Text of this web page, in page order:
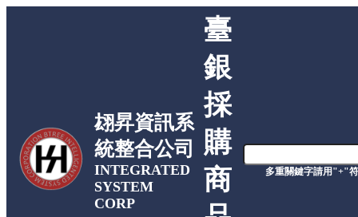
翃昇資訊系
統整合公司
INTEGRATED
SYSTEM
CORP
臺
銀
採
購
商
多重關鍵字請用"+"